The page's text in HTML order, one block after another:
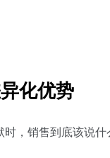
化优势
，销售到底该说什